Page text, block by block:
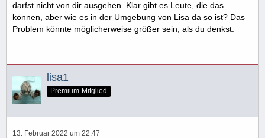
darfst nicht von dir ausgehen. Klar gibt es Leute, die das
können, aber wie es in der Umgebung von Lisa da so ist? Das
Problem könnte möglicherweise größer sein, als du denkst.
lisa1
Premium-Mitglied
13. Februar 2022 um 22:47